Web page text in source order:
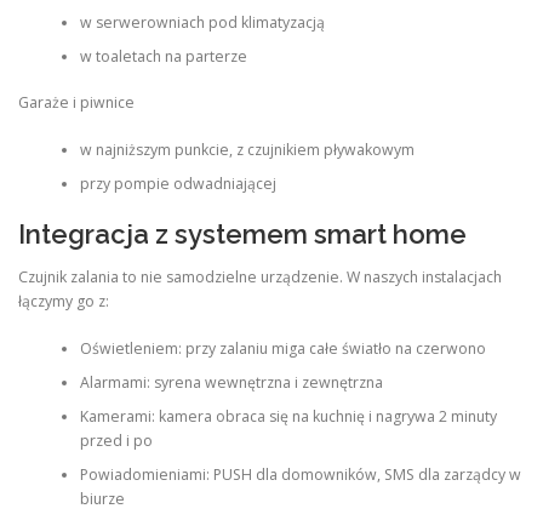
w serwerowniach pod klimatyzacją
w toaletach na parterze
Garaże i piwnice
w najniższym punkcie, z czujnikiem pływakowym
przy pompie odwadniającej
Integracja z systemem smart home
Czujnik zalania to nie samodzielne urządzenie. W naszych instalacjach
łączymy go z:
Oświetleniem: przy zalaniu miga całe światło na czerwono
Alarmami: syrena wewnętrzna i zewnętrzna
Kamerami: kamera obraca się na kuchnię i nagrywa 2 minuty
przed i po
Powiadomieniami: PUSH dla domowników, SMS dla zarządcy w
biurze